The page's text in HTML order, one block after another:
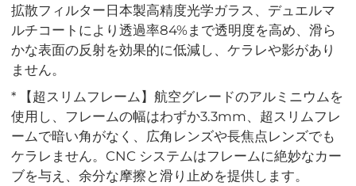
拡散フィルター日本製高精度光学ガラス、デュエルマ
ルチコートにより透過率84%まで透明度を高め、滑ら
かな表面の反射を効果的に低減し、ケラレや影があり
ません。
* 【超スリムフレーム】航空グレードのアルミニウムを
使用し、フレームの幅はわずか3.3mm、超スリムフレ
ームで暗い角がなく、広角レンズや長焦点レンズでも
ケラレません。CNC システムはフレームに絶妙なカー
ブを与え、余分な摩擦と滑り止めを提供します。